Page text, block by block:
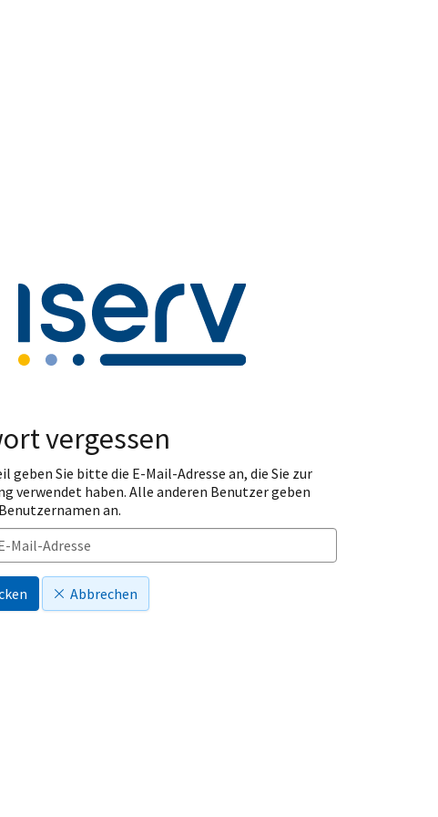
vergessen
geben Sie bitte die E-Mail-Adresse an, die Sie zur
verwendet haben. Alle anderen Benutzer geben
an.
Abbrechen